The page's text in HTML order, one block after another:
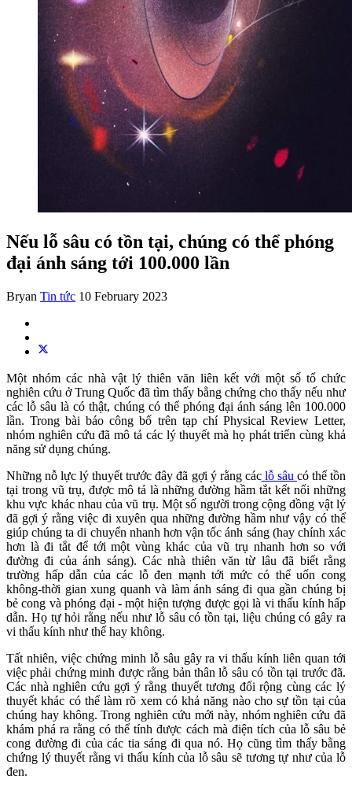
Nếu lỗ sâu có tồn tại, chúng có thể phóng
đại ánh sáng tới 100.000 lần
Bryan Tin tức 10 February 2023
Một nhóm các nhà vật lý thiên văn liên kết với một số tổ chức
nghiên cứu ở Trung Quốc đã tìm thấy bằng chứng cho thấy nếu như
các lỗ sâu là có thật, chúng có thể phóng đại ánh sáng lên 100.000
lần. Trong bài báo công bố trên tạp chí Physical Review Letter,
nhóm nghiên cứu đã mô tả các lý thuyết mà họ phát triển cùng khả
năng sử dụng chúng.
Những nỗ lực lý thuyết trước đây đã gợi ý rằng cáclỗ sâu có thể tồn
tại trong vũ trụ, được mô tả là những đường hầm tắt kết nối những
khu vực khác nhau của vũ trụ. Một số người trong cộng đồng vật lý
đã gợi ý rằng việc đi xuyên qua những đường hầm như vậy có thể
giúp chúng ta di chuyển nhanh hơn vận tốc ánh sáng (hay chính xác
hơn là đi tắt để tới một vùng khác của vũ trụ nhanh hơn so với
đường đi của ánh sáng). Các nhà thiên văn từ lâu đã biết rằng
trường hấp dẫn của các lỗ đen mạnh tới mức có thể uốn cong
không-thời gian xung quanh và làm ánh sáng đi qua gần chúng bị
bẻ cong và phóng đại - một hiện tượng được gọi là vi thấu kính hấp
dẫn. Họ tự hỏi rằng nếu như lỗ sâu có tồn tại, liệu chúng có gây ra
vi thấu kính như thế hay không.
Tất nhiên, việc chứng minh lỗ sâu gây ra vi thấu kính liên quan tới
việc phải chứng minh được rằng bản thân lỗ sâu có tồn tại trước đã.
Các nhà nghiên cứu gợi ý rằng thuyết tương đối rộng cùng các lý
thuyết khác có thể làm rõ xem có khả năng nào cho sự tồn tại của
chúng hay không. Trong nghiên cứu mới này, nhóm nghiên cứu đã
khám phá ra rằng có thể tính được cách mà điện tích của lỗ sâu bẻ
cong đường đi của các tia sáng đi qua nó. Họ cũng tìm thấy bằng
chứng lý thuyết rằng vi thấu kính của lỗ sâu sẽ tương tự như của lỗ
đen.